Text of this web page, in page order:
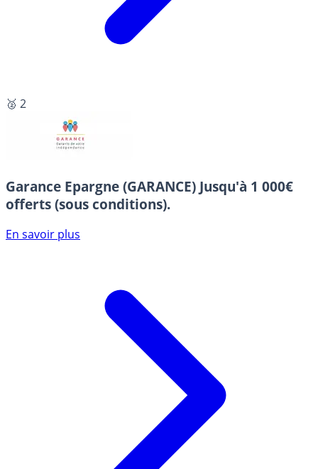
🥈 2
Garance Epargne (GARANCE) Jusqu'à 1 000€
offerts (sous conditions).
En savoir plus